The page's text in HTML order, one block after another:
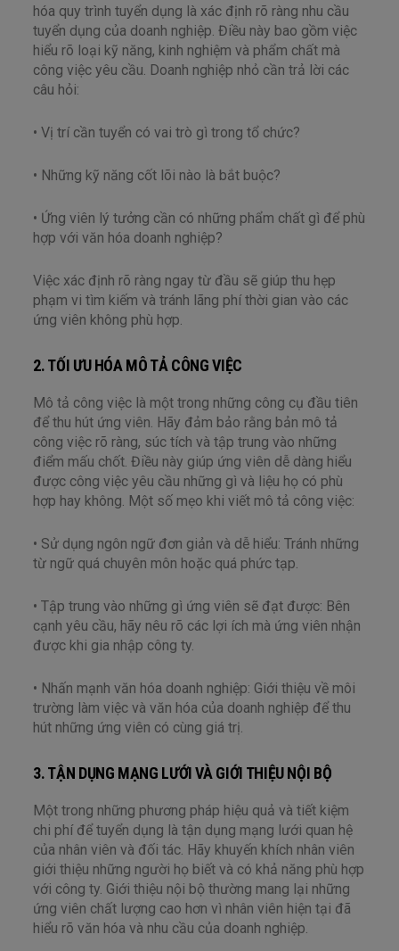
hóa quy trình tuyển dụng là xác định rõ ràng nhu cầu
tuyển dụng của doanh nghiệp. Điều này bao gồm việc
hiểu rõ loại kỹ năng, kinh nghiệm và phẩm chất mà
công việc yêu cầu. Doanh nghiệp nhỏ cần trả lời các
câu hỏi:
• Vị trí cần tuyển có vai trò gì trong tổ chức?
• Những kỹ năng cốt lõi nào là bắt buộc?
• Ứng viên lý tưởng cần có những phẩm chất gì để phù
hợp với văn hóa doanh nghiệp?
Việc xác định rõ ràng ngay từ đầu sẽ giúp thu hẹp
phạm vi tìm kiếm và tránh lãng phí thời gian vào các
ứng viên không phù hợp.
2. TỐI ƯU HÓA MÔ TẢ CÔNG VIỆC
Mô tả công việc là một trong những công cụ đầu tiên
để thu hút ứng viên. Hãy đảm bảo rằng bản mô tả
công việc rõ ràng, súc tích và tập trung vào những
điểm mấu chốt. Điều này giúp ứng viên dễ dàng hiểu
được công việc yêu cầu những gì và liệu họ có phù
hợp hay không. Một số mẹo khi viết mô tả công việc:
• Sử dụng ngôn ngữ đơn giản và dễ hiểu: Tránh những
từ ngữ quá chuyên môn hoặc quá phức tạp.
• Tập trung vào những gì ứng viên sẽ đạt được: Bên
cạnh yêu cầu, hãy nêu rõ các lợi ích mà ứng viên nhận
được khi gia nhập công ty.
• Nhấn mạnh văn hóa doanh nghiệp: Giới thiệu về môi
trường làm việc và văn hóa của doanh nghiệp để thu
hút những ứng viên có cùng giá trị.
3. TẬN DỤNG MẠNG LƯỚI VÀ GIỚI THIỆU NỘI BỘ
Một trong những phương pháp hiệu quả và tiết kiệm
chi phí để tuyển dụng là tận dụng mạng lưới quan hệ
của nhân viên và đối tác. Hãy khuyến khích nhân viên
giới thiệu những người họ biết và có khả năng phù hợp
với công ty. Giới thiệu nội bộ thường mang lại những
ứng viên chất lượng cao hơn vì nhân viên hiện tại đã
hiểu rõ văn hóa và nhu cầu của doanh nghiệp.